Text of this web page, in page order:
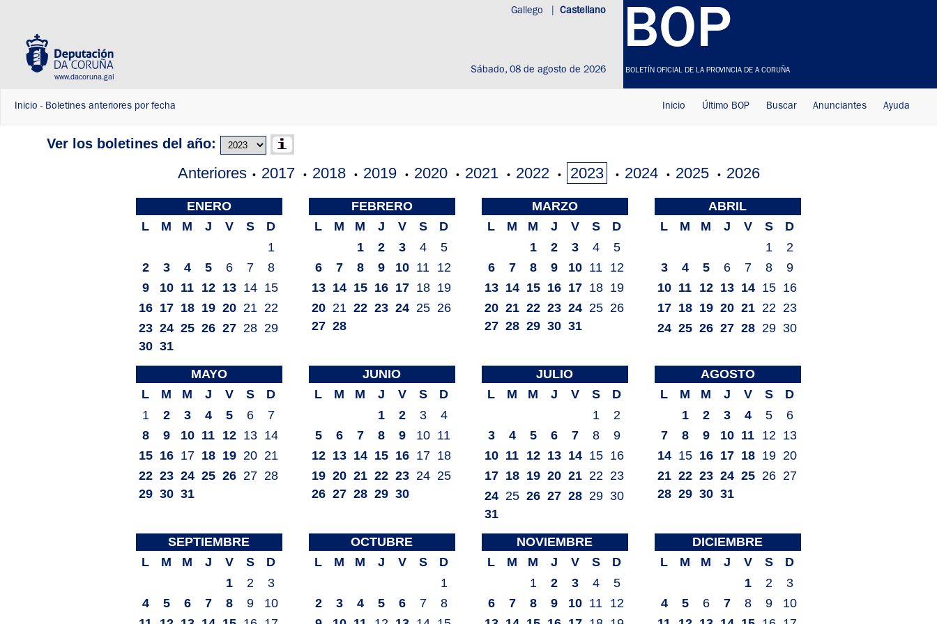
www.dacoruna.gal
Castellano
Gallego
Sábado, 08 de agosto de 2026
BOP
BOLETÍN OFICIAL DE LA PROVINCIA DE A CORUÑA
Inicio - Boletines anteriores por fecha Ayuda
Anunciantes
Buscar
Último BOP
Inicio
Ver los boletines del año:
Anteriores• 2017 • 2018• 2019• 2020• 2021• 2022• 2023 • 2024• 2025• 2026
ENERO
L
M M J V S
D
1
2
3 4 5 6 7
8
9
10 11 12 13 14 15
16 17 18 19 20 21 22
23 24 25 26 27 28 29
30 31
FEBRERO
L
M M J V S
D
1
2 3 4
5
6
7 8 9 10 11
12
13 14 15 16 17 18 19
20 21 22 23 24 25 26
27 28
MARZO
L
M M J V S
D
1
2 3 4
5
6
7 8 9 10 11
12
13 14 15 16 17 18 19
20 21 22 23 24 25 26
27 28 29 30 31
ABRIL
L
M M J V S
D
1
2
3
4 5 6 7 8
9
10 11 12 13 14 15 16
17 18 19 20 21 22 23
24 25 26 27 28 29 30
MAYO
L
M M J V S
D
1
2 3 4 5 6
7
8
9 10 11 12 13 14
15 16 17 18 19 20 21
22 23 24 25 26 27 28
29 30 31
JUNIO
L
M M J V S
D
1
2 3
4
5
6 7 8 9 10 11
12 13 14 15 16 17 18
19 20 21 22 23 24 25
26 27 28 29 30
JULIO
L
M M J V S
D
1
2
3
4 5 6 7 8
9
10 11 12 13 14 15 16
17 18 19 20 21 22 23
24 25 26 27 28 29 30
31
AGOSTO
L
M M J V S
D
1
2 3 4 5
6
7
8 9 10 11 12 13
14 15 16 17 18 19 20
21 22 23 24 25 26 27
28 29 30 31
SEPTIEMBRE
L
M M J V S
D
1
2
3
4
5 6 7 8 9
10
OCTUBRE
L
M M J V S
D
1
2
3 4 5 6 7
8
NOVIEMBRE
L
M M J V S
D
1
2 3 4
5
6
7 8 9 10 11
12
DICIEMBRE
L
M M J V S
D
1
2
3
4
5 6 7 8 9
10